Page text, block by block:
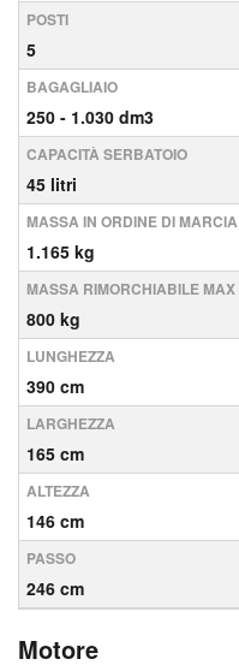
POSTI
5
BAGAGLIAIO
250 - 1.030 dm3
CAPACITÀ SERBATOIO
45 litri
MASSA IN ORDINE DI MARCIA
1.165 kg
MASSA RIMORCHIABILE MAX
800 kg
LUNGHEZZA
390 cm
LARGHEZZA
165 cm
ALTEZZA
146 cm
PASSO
246 cm
Motore